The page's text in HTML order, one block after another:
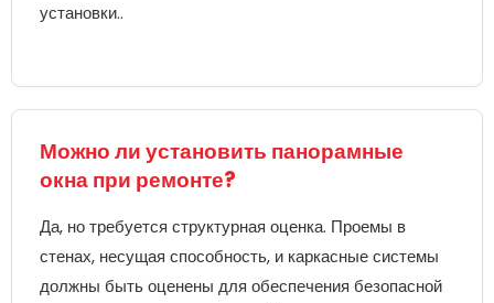
установки..
Можно ли установить панорамные
окна при ремонте?
Да, но требуется структурная оценка. Проемы в
стенах, несущая способность, и каркасные системы
должны быть оценены для обеспечения безопасной